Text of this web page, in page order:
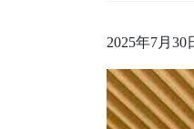
2025年7月30